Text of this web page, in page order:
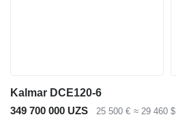
Kalmar DCE120-6
349 700 000 UZS
25 500 € ≈ 29 460 $